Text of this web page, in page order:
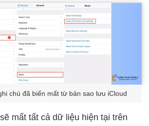
chú đã biến mất từ bản sao lưu iCloud
mất tất cả dữ liệu hiện tại trên